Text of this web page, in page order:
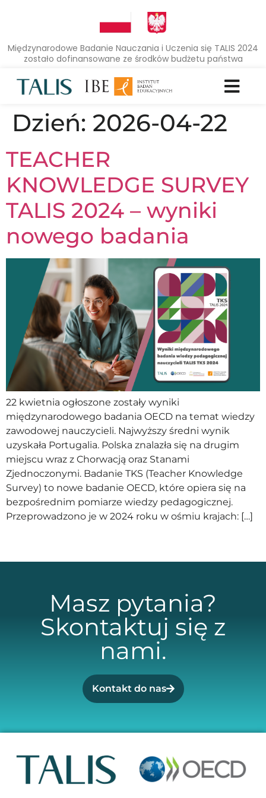
Międzynarodowe Badanie Nauczania i Uczenia się TALIS 2024
zostało dofinansowane ze środków budżetu państwa
Dzień: 2026-04-22
TEACHER
KNOWLEDGE SURVEY
TALIS 2024 – wyniki
nowego badania
22 kwietnia ogłoszone zostały wyniki
międzynarodowego badania OECD na temat wiedzy
zawodowej nauczycieli. Najwyższy średni wynik
uzyskała Portugalia. Polska znalazła się na drugim
miejscu wraz z Chorwacją oraz Stanami
Zjednoczonymi. Badanie TKS (Teacher Knowledge
Survey) to nowe badanie OECD, które opiera się na
bezpośrednim pomiarze wiedzy pedagogicznej.
Przeprowadzono je w 2024 roku w ośmiu krajach: […]
Masz pytania?
Skontaktuj się z
nami.
Kontakt do nas